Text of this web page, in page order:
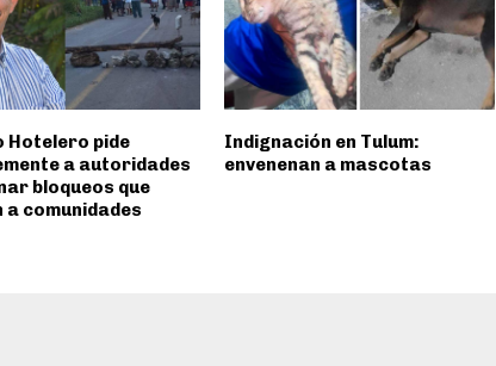
Hotelero pide
a autoridades
bloqueos que
comunidades
Indignación en Tulum:
envenenan a mascotas